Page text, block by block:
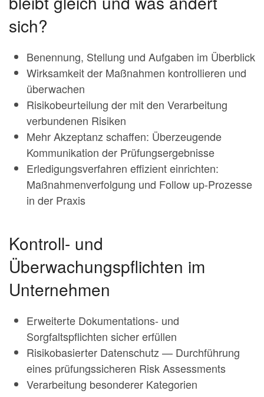
sich?
Benennung, Stellung und Aufgaben im Überblick
Wirksamkeit der Maßnahmen kontrollieren und
überwachen
Risikobeurteilung der mit den Verarbeitung
verbundenen Risiken
Mehr Akzeptanz schaffen: Überzeugende
Kommunikation der Prüfungsergebnisse
Erledigungsverfahren effizient einrichten:
Maßnahmenverfolgung und Follow up-Prozesse
in der Praxis
Kontroll- und
Überwachungspflichten im
Unternehmen
Erweiterte Dokumentations- und
Sorgfaltspflichten sicher erfüllen
Risikobasierter Datenschutz — Durchführung
eines prüfungssicheren Risk Assessments
Verarbeitung besonderer Kategorien